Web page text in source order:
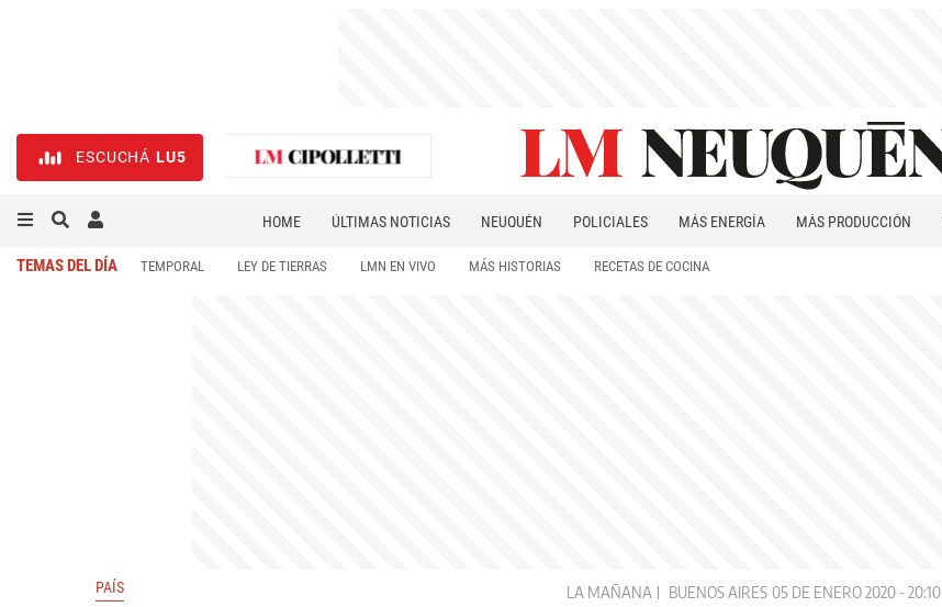
ESCUCHÁ LU5
HOME ÚLTIMAS NOTICIAS NEUQUÉN POLICIALES MÁS ENERGÍA MÁS PRODUCCIÓN
TEMAS DEL DÍA TEMPORAL LEY DE TIERRAS LMN EN VIVO MÁS HISTORIAS RECETAS DE COCINA
PAÍS LA MAÑANA BUENOS AIRES 05 DE ENERO 2020 - 20:10